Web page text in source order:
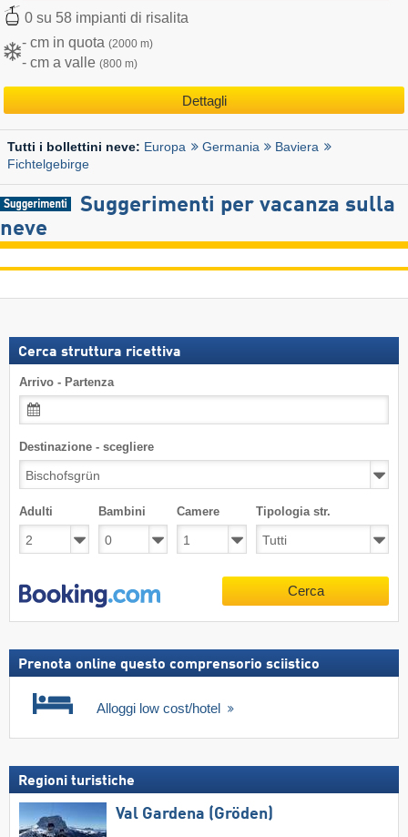
0 su 58 impianti di risalita
- cm in quota (2000 m)
- cm a valle (800 m)
Dettagli
Tutti i bollettini neve: Europa Germania
Baviera
Fichtelgebirge
Suggerimenti per vacanza sulla
neve
Cerca struttura ricettiva
Arrivo - Partenza
Destinazione - scegliere
Adulti Bambini Camere Tipologia str.
Cerca
Prenota online questo comprensorio sciistico
Alloggi low cost/hotel
Regioni turistiche
Val Gardena (Gröden)